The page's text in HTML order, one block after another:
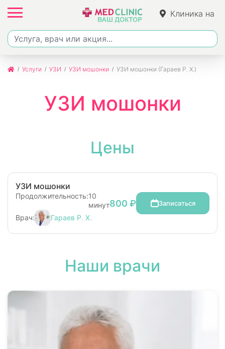
Клиника на
Ленина
Услуги УЗИ УЗИ мошонки УЗИ мошонки (Гараев Р. Х.)
УЗИ мошонки
Цены
УЗИ мошонки
Продолжительность:10
минут
Врач:
Гараев Р. Х.
800 ₽ Записаться
Наши врачи